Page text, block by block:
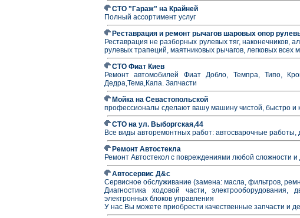
СТО "Гараж" на Крайней
Полный ассортимент услуг
Реставрация и ремонт рычагов шаровых опор
Реставрация не разборных рулевых тяг, наконечников,
рулевых трапеций, маятниковых рычагов, легковых
СТО Фиат Киев
Ремонт автомобилей Фиат Добло, Темпра, Типо,
Дедра,Тема,Капа. Запчасти
Мойка на Севастопольской
профессионалы сделают вашу машину чистой, быстро и
СТО на ул. Выборгская,44
Все виды авторемонтных работ: автосварочные работы,
Ремонт Автостекла
Ремонт Автостекол с повреждениями любой сложности
Автосервис Д&с
Сервисное обслуживание (замена: масла, фильтров,
Диагностика ходовой части, электрооборудования,
электронных блоков управления
У нас Вы можете приобрести качественные запчасти и